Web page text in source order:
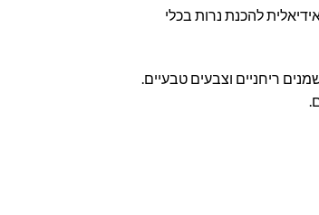
להכנת נרות בכלי
ריחניים וצבעים טבעיים.